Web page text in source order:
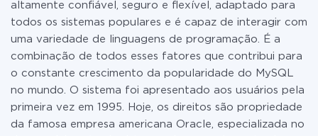
altamente confiável, seguro e flexível, adaptado para
todos os sistemas populares e é capaz de interagir com
uma variedade de linguagens de programação. É a
combinação de todos esses fatores que contribui para
o constante crescimento da popularidade do MySQL
no mundo. O sistema foi apresentado aos usuários pela
primeira vez em 1995. Hoje, os direitos são propriedade
da famosa empresa americana Oracle, especializada no